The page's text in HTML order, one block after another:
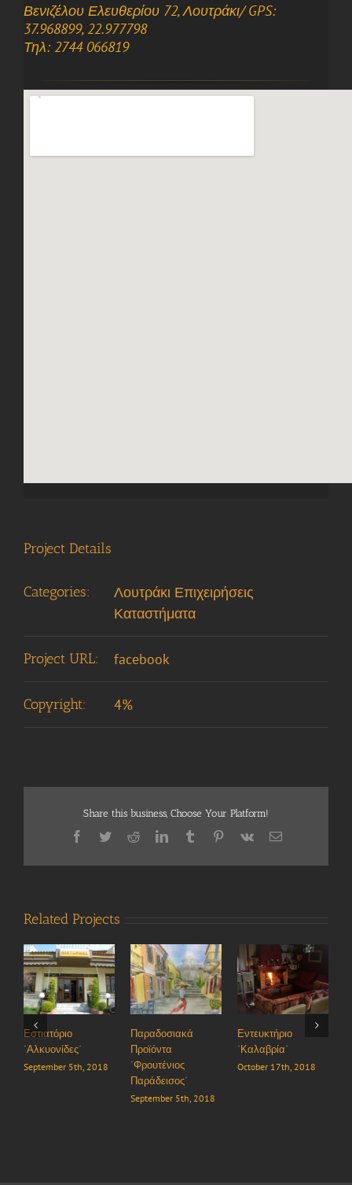
Βενιζέλου Ελευθερίου 72, Λουτράκι/ GPS:
37.968899, 22.977798
Τηλ: 2744 066819
Project Details
Categories:
Λουτράκι Επιχειρήσεις
Καταστήματα
Project URL: facebook
Copyright: 4%
Share this business, Choose Your Platform!
Facebook
TwitterRedditLinkedInTumblr Pinterest
Vk Email
Related Projects
Παραδοσιακά
Προϊόντα
“Φρουτένιος
Εντευκτήριο
“Καλαβρία”
October 17th, 2018
Ταβέρνα “Τα Πίσια”
October 8th, 2018